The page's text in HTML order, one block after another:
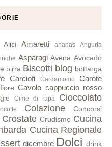
Alici Amaretti ananas Anguria
Asparagi Avena Avocado
birra Biscotti blog bottarga
Carciofi Cardamomo Carote
Cavolo cappuccio rosso
Cime di rapa Cioccolato
Colazione Concorsi
Crostate Crudismo Cucina
Cucina Regionale
dicembre Dolci drink